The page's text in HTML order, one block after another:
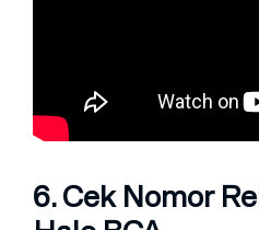
6. Cek Nomor